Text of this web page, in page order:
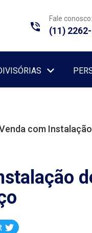
Fale conosco:
(11)
com